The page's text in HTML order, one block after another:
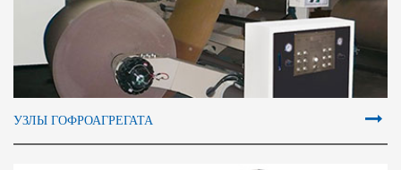
УЗЛЫ ГОФРОАГРЕГАТА